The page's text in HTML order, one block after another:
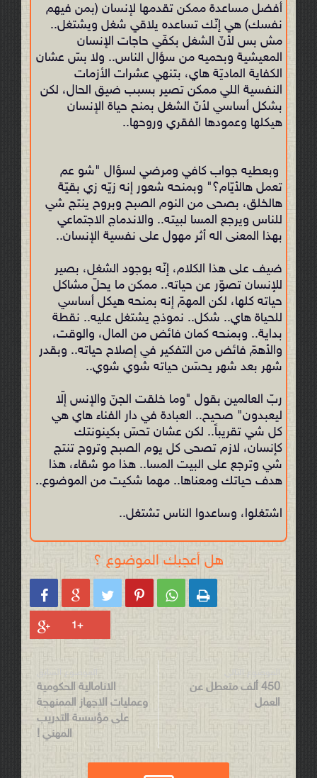
أفضل مساعدة ممكن تقدمها لإنسان (بمن فيهم
نفسك) هي إنّك تساعده يلاقي شغل ويشتغل..
مش بس لأنّ الشغل بكفّي حاجات الإنسان
المعيشية وبحميه من سؤال الناس.. ولا بسّ عشان
الكفاية الماديّة هاي، بتنهي عشرات الأزمات
النفسية اللي ممكن تصير بسبب ضيق الحال، لكن
بشكل أساسي لأنّ الشغل بمنح حياة الإنسان
هيكلها وعمودها الفقري وروحها..
وبعطيه جواب كافي ومرضي لسؤال "شو عم
تعمل هالأيّام؟" وبمنحه شعور إنه زيّه زي بقيّة
هالخلق، بصحى من النوم الصبح وبروح ينتج شي
للناس ويرجع المسا لبيته.. والاندماج الاجتماعي
بهذا المعنى اله أثر مهول على نفسية الإنسان..
ضيف على هذا الكلام، إنّه بوجود الشغل، بصير
للإنسان تصوّر عن حياته.. ممكن ما يحلّ مشاكل
حياته كلها، لكن المهمّ إنه بمنحه هيكل أساسي
للحياة هاي.. شكل.. نموذج يشتغل عليه.. نقطة
بداية.. وبمنحه كمان فائض من المال، والوقت،
والأهمّ فائض من التفكير في إصلاح حياته.. وبقدر
شهر بعد شهر يحسّن حياته شوي شوي..
ربّ العالمين بقول "وما خلقت الجنّ والإنس إلّا
ليعبدون" صحيح.. العبادة في دار الفناء هاي هي
كل شي تقريباً.. لكن عشان تحسّ بكينونتك
كإنسان، لازم تصحى كل يوم الصبح وتروح تنتج
شي وترجع على البيت المسا.. هذا مو شقاء، هذا
هدف حياتك ومعناها.. مهما شكيت من الموضوع..
اشتغلوا، وساعدوا الناس تشتغل..
هل أعجبك الموضوع ؟
     
الموضوع التالي
450 ألف متعطل عن
العمل
الموضوع السابق
الانامالية الحكومية
وعمليات الاجهاز الممنهجة
على مؤسسة التدريب
المهني !